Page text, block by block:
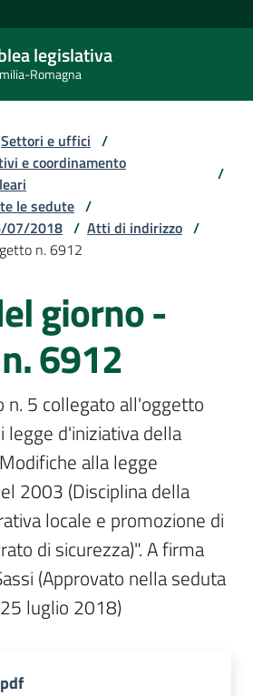
legislativa
Romagna
Settori e uffici /
e coordinamento
/
le sedute /
07/2018 / Atti di indirizzo /
n. 6912
giorno -
6912
n. 5 collegato all'oggetto
d'iniziativa della
alla legge
2003 (Disciplina della
locale e promozione di
di sicurezza)". A firma
(Approvato nella seduta
luglio 2018)